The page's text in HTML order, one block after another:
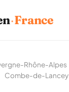
·France
Rhône-Alpes
Combe-de-Lancey